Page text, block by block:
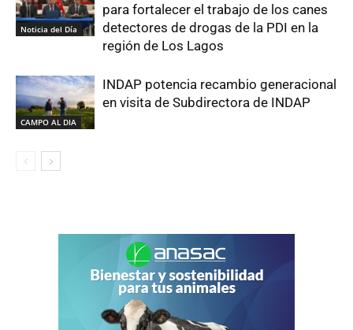
Noticia del Día
para fortalecer el trabajo de los canes
detectores de drogas de la PDI en la
región de Los Lagos
CAMPO AL DIA
INDAP potencia recambio generacional
en visita de Subdirectora de INDAP